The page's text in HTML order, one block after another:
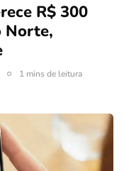
R$ 300
Norte,
1 mins de leitura